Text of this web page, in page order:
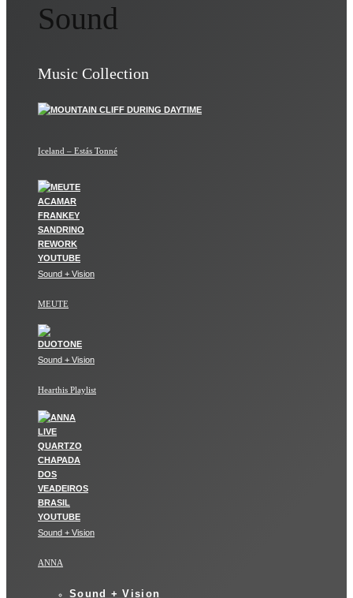
Sound
Music Collection
Iceland – Estás Tonné
Sound + Vision
MEUTE
Sound + Vision
Hearthis Playlist
Sound + Vision
ANNA
Sound + Vision